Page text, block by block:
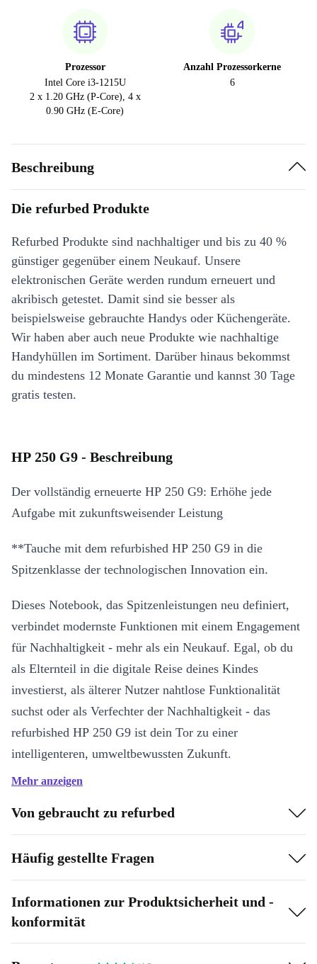
Prozessor
Intel Core i3-1215U
2 x 1.20 GHz (P-Core), 4 x
0.90 GHz (E-Core)
Anzahl Prozessorkerne
6
Beschreibung
Die refurbed Produkte
Refurbed Produkte sind nachhaltiger und bis zu 40 %
günstiger gegenüber einem Neukauf. Unsere
elektronischen Geräte werden rundum erneuert und
akribisch getestet. Damit sind sie besser als
beispielsweise gebrauchte Handys oder Küchengeräte.
Wir haben aber auch neue Produkte wie nachhaltige
Handyhüllen im Sortiment. Darüber hinaus bekommst
du mindestens 12 Monate Garantie und kannst 30 Tage
gratis testen.
HP 250 G9 - Beschreibung
Der vollständig erneuerte HP 250 G9: Erhöhe jede
Aufgabe mit zukunftsweisender Leistung
**Tauche mit dem refurbished HP 250 G9 in die
Spitzenklasse der technologischen Innovation ein.
Dieses Notebook, das Spitzenleistungen neu definiert,
verbindet modernste Funktionen mit einem Engagement
für Nachhaltigkeit - mehr als ein Neukauf. Egal, ob du
als Elternteil in die digitale Reise deines Kindes
investierst, als älterer Nutzer nahtlose Funktionalität
suchst oder als Verfechter der Nachhaltigkeit - das
refurbished HP 250 G9 ist dein Tor zu einer
intelligenteren, umweltbewussten Zukunft.
Schlüsselmerkmale:
Leistungsstarke Produktivität:
der sicherstellt, dass Aufgaben mühelos erledigt werden.
Umweltfreundliche Technik:Der generalüberholte HP
250 G9 besticht durch sein schlankes Design und wird
im refurbished-Verfahren aufbereitet, was ihn zur
Mehr anzeigen
Von gebraucht zu refurbed
Häufig gestellte Fragen
Informationen zur Produktsicherheit und -
konformität